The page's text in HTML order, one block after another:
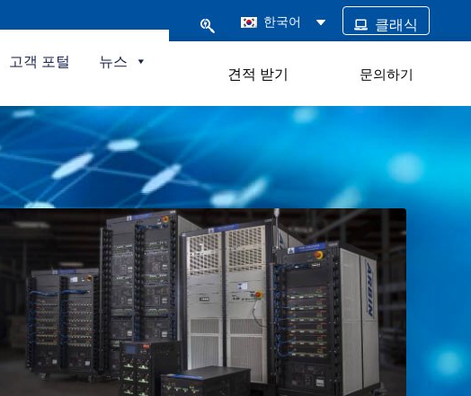
한국어 클래식
고객 포털 뉴스
견적 받기 문의하기